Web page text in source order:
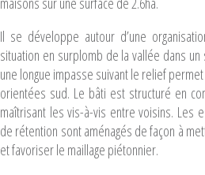
Il se développe autour d’une
situation en surplomb de la vallée dans
une longue impasse suivant le relief
orientées sud. Le bâti est structuré en
maîtrisant les vis-à-vis entre voisins. Les
de rétention sont aménagés de façon à
et favoriser le maillage piétonnier.